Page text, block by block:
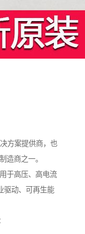
方案提供商，也
造商之一。
于高压、高电流
驱动、可再生能